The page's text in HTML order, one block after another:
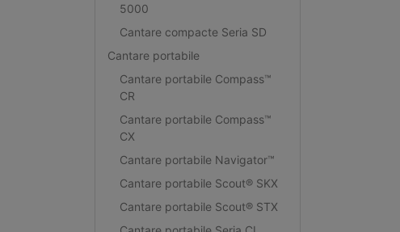
5000
Cantare compacte Seria SD
Cantare portabile
Cantare portabile Compass™
CR
Cantare portabile Compass™
CX
Cantare portabile Navigator™
Cantare portabile Scout® SKX
Cantare portabile Scout® STX